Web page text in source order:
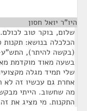
היו"ר יואל חסון
שלום, בוקר טוב
הכלכלה בנושא: תקנות
בשעה מאוד מוקדמת
שלי תמיד מגלה
אחרת גם עכשיו זה לא
מה שחשוב. הייתי
התקנות. מי מציג את